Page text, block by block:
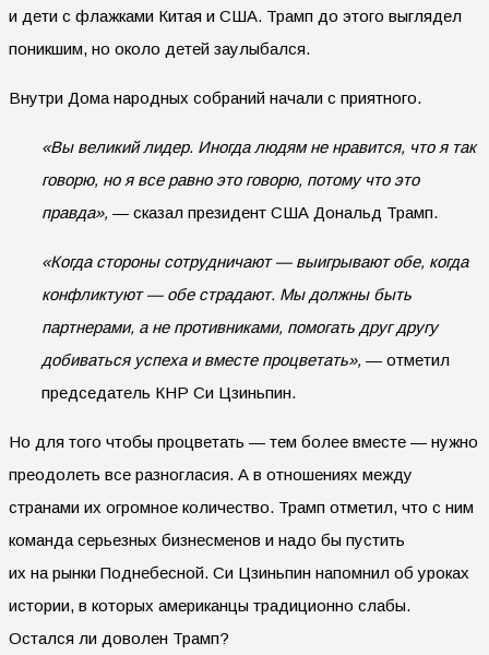
и дети с флажками Китая и США. Трамп до этого выглядел
поникшим, но около детей заулыбался.
Внутри Дома народных собраний начали с приятного.
«Вы великий лидер. Иногда людям не нравится, что я так
говорю, но я все равно это говорю, потому что это
правда», — сказал президент США Дональд Трамп.
«Когда стороны сотрудничают — выигрывают обе, когда
конфликтуют — обе страдают. Мы должны быть
партнерами, а не противниками, помогать друг другу
добиваться успеха и вместе процветать», — отметил
председатель КНР Си Цзиньпин.
Но для того чтобы процветать — тем более вместе — нужно
преодолеть все разногласия. А в отношениях между
странами их огромное количество. Трамп отметил, что с ним
команда серьезных бизнесменов и надо бы пустить
их на рынки Поднебесной. Си Цзиньпин напомнил об уроках
истории, в которых американцы традиционно слабы.
Остался ли доволен Трамп?